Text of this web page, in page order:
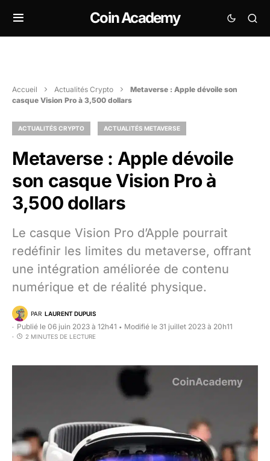
Coin Academy
Accueil Actualités Crypto
Metaverse : Apple dévoile son
casque Vision Pro à 3,500 dollars
ACTUALITÉS CRYPTO ACTUALITÉS METAVERSE
Metaverse : Apple dévoile
son casque Vision Pro à
3,500 dollars
Le casque Vision Pro d’Apple pourrait
redéfinir les limites du metaverse, offrant
une intégration améliorée de contenu
numérique et de réalité physique.
PAR LAURENT DUPUIS
Publié le 06 juin 2023 à 12h41 • Modifié le 31 juillet 2023 à 20h11
2 MINUTES DE LECTURE